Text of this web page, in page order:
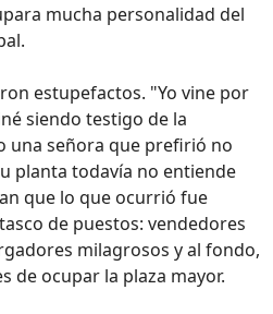
mucha personalidad del
estupefactos. "Yo vine por
siendo testigo de la
una señora que prefirió no
planta todavía no entiende
que lo que ocurrió fue
de puestos: vendedores
milagrosos y al fondo,
de ocupar la plaza mayor.